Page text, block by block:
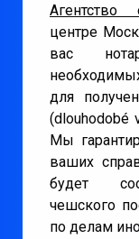
Агентство
центре
вас
для
(dlouhodobé
Мы
ваших
будет
чешского
по делам